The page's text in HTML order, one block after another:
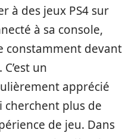
à des jeux PS4 sur
à sa console,
constamment devant
un
apprécié
cherchent plus de
de jeu. Dans